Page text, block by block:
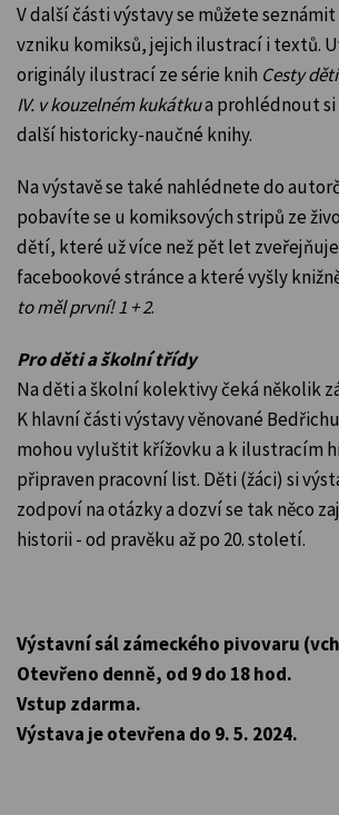
V další části výstavy se můžete
vzniku komiksů, jejich ilustrací i textů.
originály ilustrací ze série knih Cesty
IV. v kouzelném kukátkua prohlédnout
další historicky-naučné knihy.
Na výstavě se také nahlédnete do
pobavíte se u komiksových stripů ze
dětí, které už více než pět let zveřejňuje
facebookové stránce a které vyšly
to měl první! 1 + 2.
Pro děti a školní třídy
Na děti a školní kolektivy čeká několik
K hlavní části výstavy věnované
mohou vyluštit křížovku a k ilustracím
připraven pracovní list. Děti (žáci) si
zodpoví na otázky a dozví se tak něco
historii - od pravěku až po 20. století.
Výstavní sál zámeckého pivovaru
Otevřeno denně, od 9 do 18 hod.
Vstup zdarma.
Výstava je otevřena do 9. 5. 2024.